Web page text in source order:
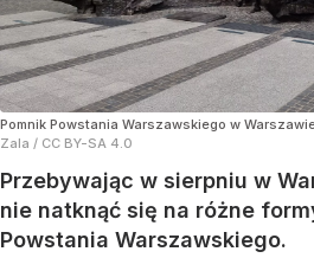
Pomnik Powstania Warszawskiego w
Zala / CC BY-SA 4.0
Przebywając w sierpniu w
nie natknąć się na różne
Powstania Warszawskiego.